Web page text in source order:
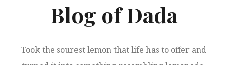
Blog of Dada
Took the sourest lemon that life has to offer and